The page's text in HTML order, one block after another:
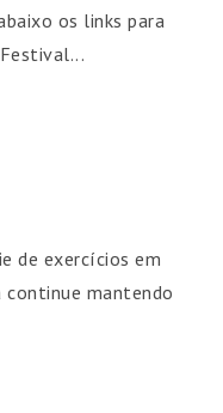
os links para
de exercícios em
mantendo